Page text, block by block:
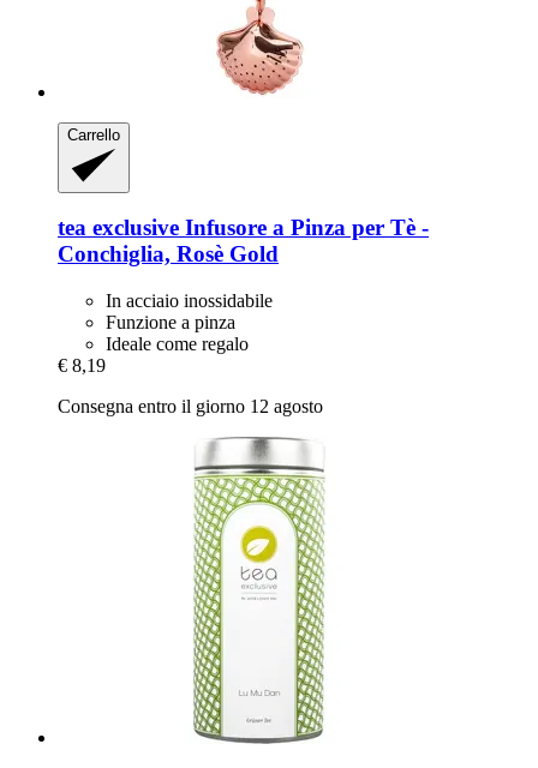
Carrello
tea exclusive Infusore a Pinza per Tè -​
Conchiglia, Rosè Gold
In acciaio inossidabile
Funzione a pinza
Ideale come regalo
€ 8,19
Consegna entro il giorno 12 agosto